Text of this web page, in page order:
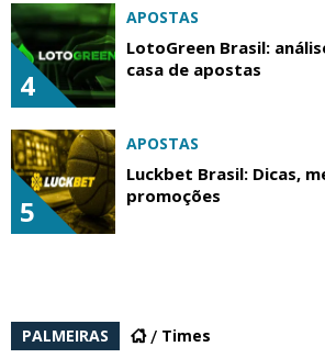
4
APOSTAS
LotoGreen Brasil:
casa de apostas
5
APOSTAS
Luckbet Brasil: Dicas,
promoções
PALMEIRAS Times